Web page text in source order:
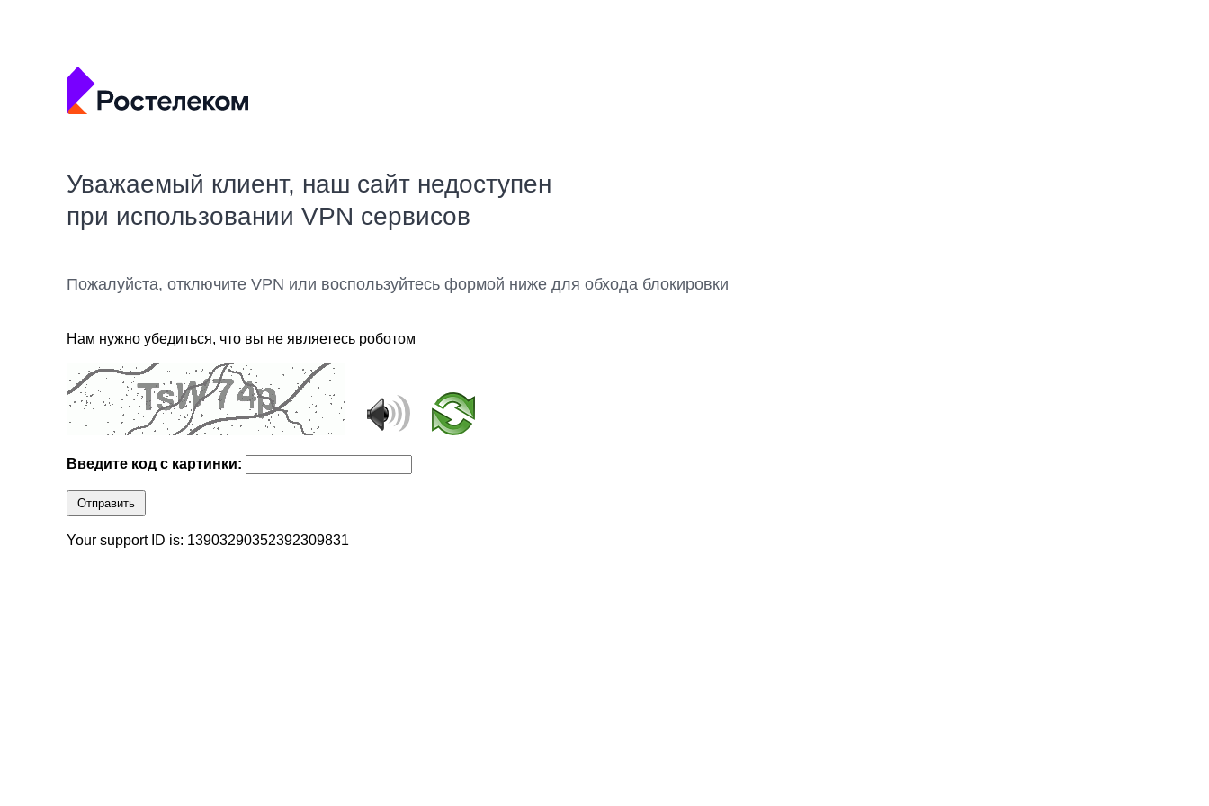
Уважаемый клиент, наш сайт недоступен
при использовании VPN сервисов
Пожалуйста, отключите VPN или воспользуйтесь формой ниже для обхода блокировки
Нам нужно убедиться, что вы не являетесь роботом
Введите код с картинки:
Отправить
Your support ID is: 13903290352392309831